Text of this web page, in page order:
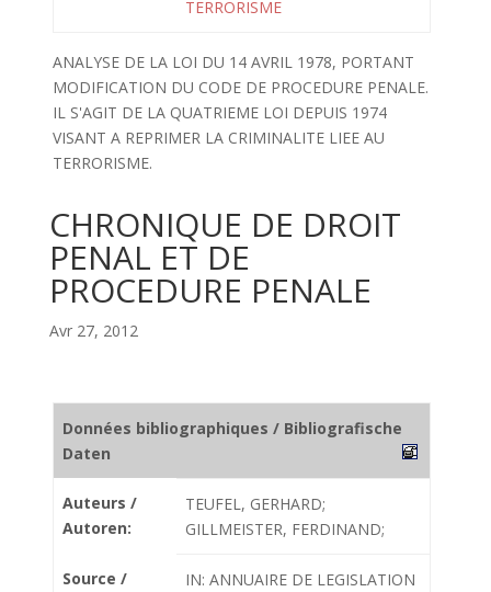
TERRORISME
ANALYSE DE LA LOI DU 14 AVRIL 1978, PORTANT
MODIFICATION DU CODE DE PROCEDURE PENALE.
IL S'AGIT DE LA QUATRIEME LOI DEPUIS 1974
VISANT A REPRIMER LA CRIMINALITE LIEE AU
TERRORISME.
CHRONIQUE DE DROIT
PENAL ET DE
PROCEDURE PENALE
Avr 27, 2012
Données bibliographiques / Bibliografische
Daten
Auteurs /
Autoren:
TEUFEL, GERHARD;
GILLMEISTER, FERDINAND;
Source /
IN: ANNUAIRE DE LEGISLATION